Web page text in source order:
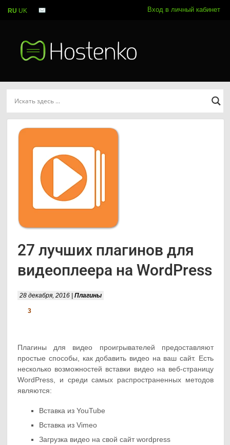
Вход в личный кабинет
27 лучших плагинов для
видеоплеера на WordPress
28 декабря, 2016 |Плагины
3
Плагины для видео проигрывателей предоставляют
простые способы, как добавить видео на ваш сайт. Есть
несколько возможностей вставки видео на веб-страницу
WordPress, и среди самых распространенных методов
являются:
Вставка из YouTube
Вставка из Vimeo
Загрузка видео на свой сайт wordpress
RU UK